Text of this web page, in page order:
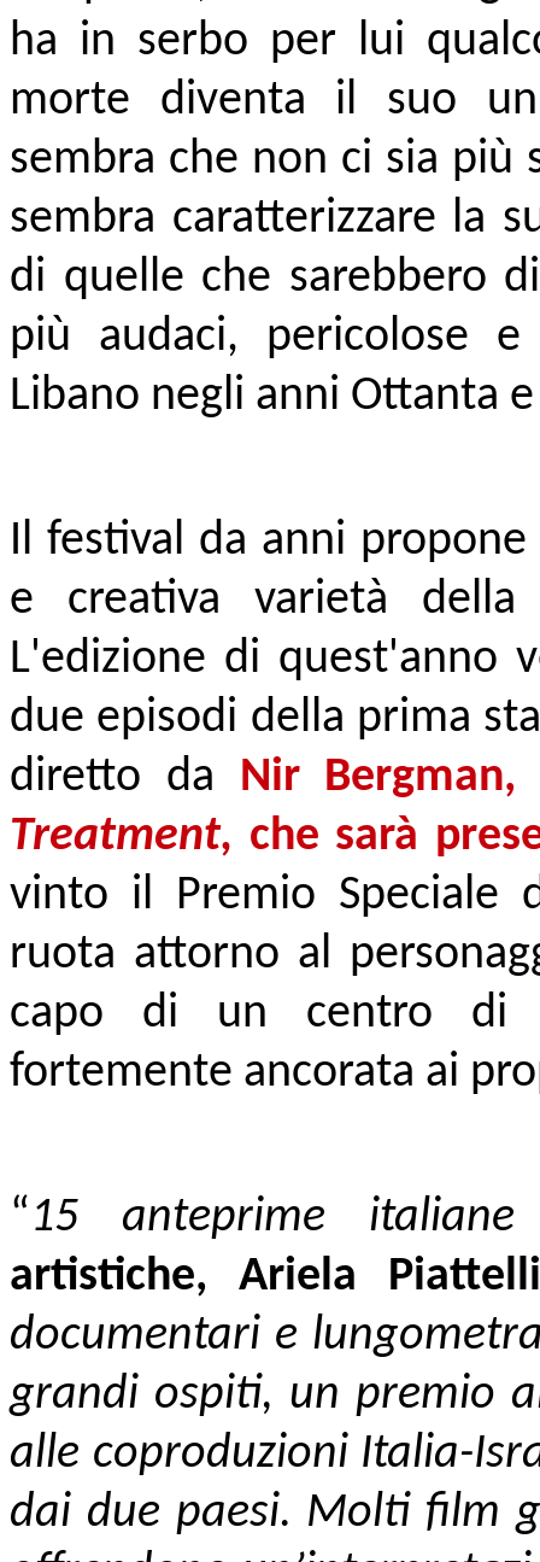
ha in serbo per lui
morte diventa il suo
sembra che non ci sia più
sembra caratterizzare la
di quelle che sarebbero
più audaci, pericolose
Libano negli anni Ottanta
Il festival da anni
e creativa varietà della
L'edizione di quest'anno
due episodi della prima
diretto da Nir
Treatment, che sarà
vinto il Premio Speciale
ruota attorno al
capo di un centro di
fortemente ancorata ai
“15 anteprime italiane
artistiche,
Ariela
documentari e
grandi ospiti, un premio
alle coproduzioni Italia-
dai due paesi. Molti film